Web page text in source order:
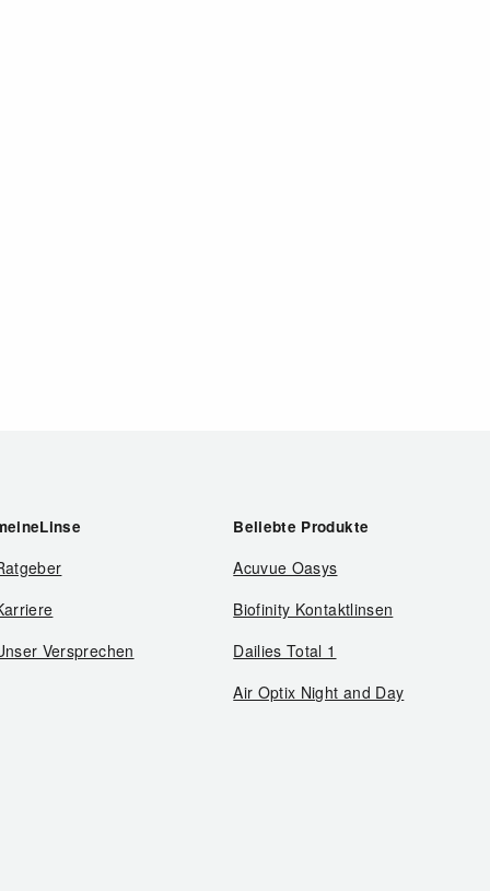
Versprechen
Beliebte Produkte
Acuvue Oasys
Biofinity Kontaktlinsen
Dailies Total 1
Air Optix Night and Day